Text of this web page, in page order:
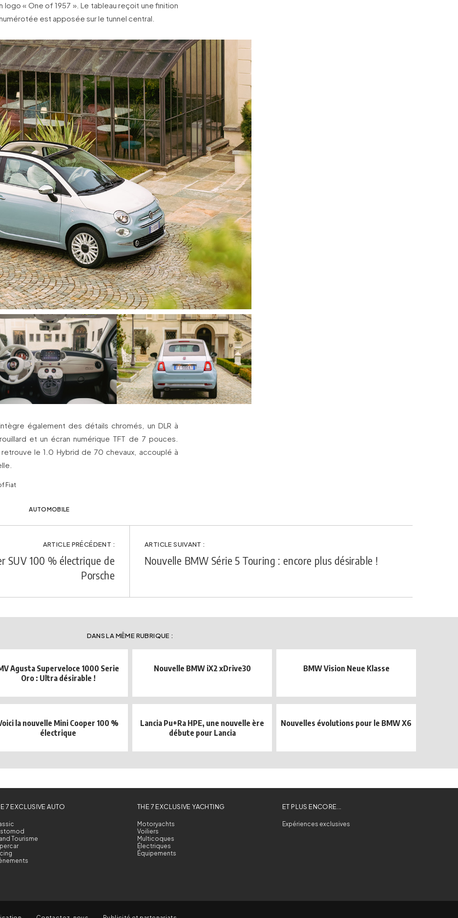
logo « One of 1957 ». Le tableau reçoit une finition
est apposée sur le tunnel central.
également des détails chromés, un DLR à
et un écran numérique TFT de 7 pouces.
le 1.0 Hybrid de 70 chevaux, accouplé à
Fiat
AUTOMOBILE
ARTICLE PRÉCÉDENT :
SUV 100 % électrique de
Porsche
ARTICLE SUIVANT :
Nouvelle BMW Série 5 Touring : encore plus désirable !
DANS LA MÊME RUBRIQUE :
Agusta Superveloce 1000 Serie
Oro : Ultra désirable !
Nouvelle BMW iX2 xDrive30 BMW Vision Neue Klasse
la nouvelle Mini Cooper 100 %
électrique
Lancia Pu+Ra HPE, une nouvelle ère
débute pour Lancia
Nouvelles évolutions pour le BMW X6
7 EXCLUSIVE AUTO
Tourisme
THE 7 EXCLUSIVE YACHTING
Motoryachts
Voiliers
Multicoques
Électriques
Équipements
ET PLUS ENCORE...
Expériences exclusives